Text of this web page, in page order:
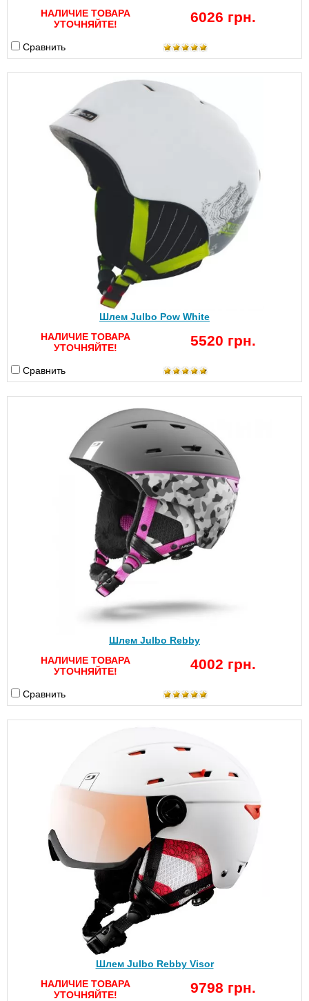
НАЛИЧИЕ ТОВАРА
УТОЧНЯЙТЕ!
6026 грн.
Сравнить
Шлем Julbo Pow White
НАЛИЧИЕ ТОВАРА
УТОЧНЯЙТЕ!
5520 грн.
Сравнить
Шлем Julbo Rebby
НАЛИЧИЕ ТОВАРА
УТОЧНЯЙТЕ!
4002 грн.
Сравнить
Шлем Julbo Rebby Visor
НАЛИЧИЕ ТОВАРА
УТОЧНЯЙТЕ!
9798 грн.